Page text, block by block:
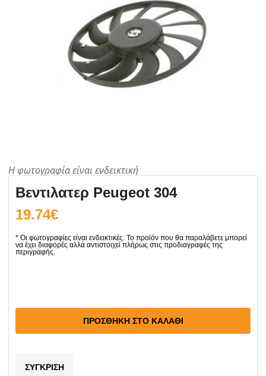
Βεντιλατερ Peugeot 304
19.74€
Peugeot
ΠΡΟΣΘΉΚΗ ΣΤΟ ΚΑΛΆΘΙ
ΣΎΓΚΡΙΣΗ